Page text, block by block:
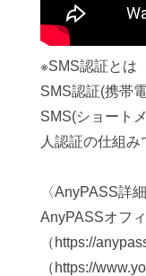
※SMS認証とは
SMS認証(携帯
SMS(ショート
人認証の仕組み
〈AnyPASS詳
AnyPASSオフ
（https://
（https://